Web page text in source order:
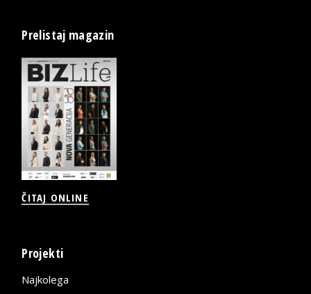
Prelistaj magazin
ČITAJ ONLINE
Projekti
Najkolega